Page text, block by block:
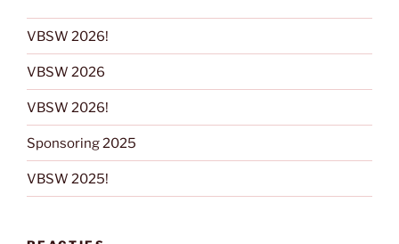
VBSW 2026!
VBSW 2026
VBSW 2026!
Sponsoring 2025
VBSW 2025!